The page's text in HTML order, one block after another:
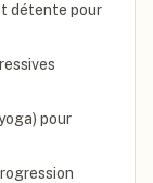
détente pour
pour